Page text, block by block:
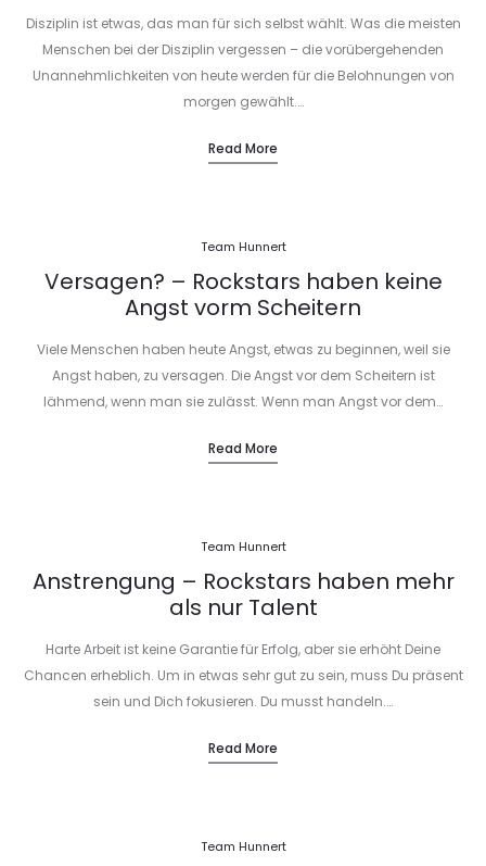
Disziplin ist etwas, das man für sich selbst wählt. Was die meisten
Menschen bei der Disziplin vergessen – die vorübergehenden
Unannehmlichkeiten von heute werden für die Belohnungen von
morgen gewählt.…
Read More
Team Hunnert
Versagen? – Rockstars haben keine
Angst vorm Scheitern
Viele Menschen haben heute Angst, etwas zu beginnen, weil sie
Angst haben, zu versagen. Die Angst vor dem Scheitern ist
lähmend, wenn man sie zulässt. Wenn man Angst vor dem…
Read More
Team Hunnert
Anstrengung – Rockstars haben mehr
als nur Talent
Harte Arbeit ist keine Garantie für Erfolg, aber sie erhöht Deine
Chancen erheblich. Um in etwas sehr gut zu sein, muss Du präsent
sein und Dich fokusieren. Du musst handeln.…
Read More
Team Hunnert